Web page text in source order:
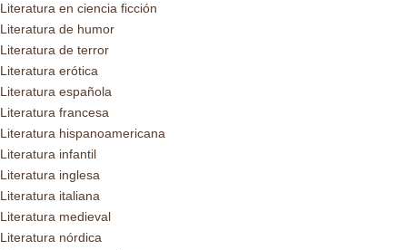
Literatura en ciencia ficción
Literatura de humor
Literatura de terror
Literatura erótica
Literatura española
Literatura francesa
Literatura hispanoamericana
Literatura infantil
Literatura inglesa
Literatura italiana
Literatura medieval
Literatura nórdica